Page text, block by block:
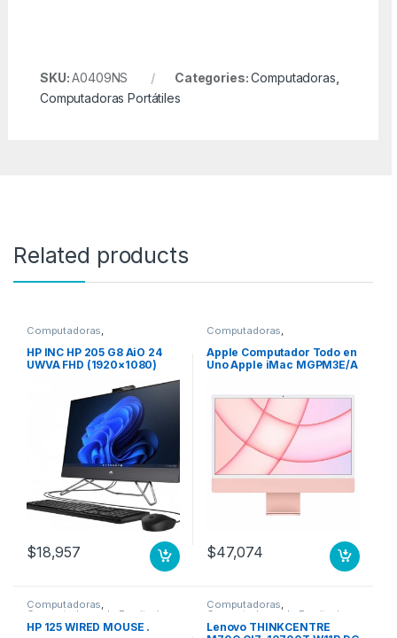
SKU:A0409NS Categories:Computadoras
Computadoras Portátiles
Related products
Computadoras
Computadoras de Escritorio
HP INC HP 205 G8 AiO 24
UWVA FHD (1920×1080)
Contraste 3000:1, Stand
Ajustable -5 a +20°, AMD
Ryzen 3- 3250u hasta
3.5Ghz / Cache 4MB, SSD
512GB M.2, 8GB DDR4 (1
Sodimm LIBRE),NON_ODD,
Win11 PRO downgrade
Win10 PRO 64bit, 1 Yr Wty,
24 8GBSSD 512GB WIN11P
DW10P
$18,957
Computadoras
Computadoras de Escritorio
Apple Computador Todo en
Uno Apple iMac MGPM3E/A
256GB SSD – 61cm (24″)
4480 x 2520 – De Escritorio
– Rosa – macOS Big Sur –
IEEE 802.11 a/b/g/n/ac/ax –
143W CPU 8N GPU 8N 256
GB ROSA
$47,074
Computadoras,
Computadoras de Escritorio
HP 125 WIRED MOUSE .
Computadoras,
Computadoras de Escritorio
Lenovo THINKCENTRE